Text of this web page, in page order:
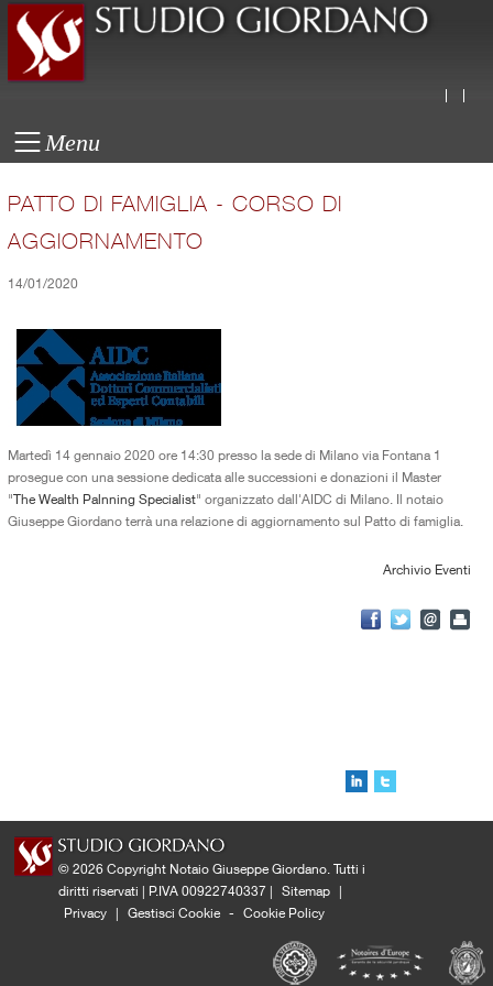
Menu
PATTO DI FAMIGLIA - CORSO DI
AGGIORNAMENTO
14/01/2020
Martedì 14 gennaio 2020 ore 14:30 presso la sede di Milano via Fontana 1
prosegue con una sessione dedicata alle successioni e donazioni il Master
"The Wealth Palnning Specialist" organizzato dall'AIDC di Milano. Il notaio
Giuseppe Giordano terrà una relazione di aggiornamento sul Patto di famiglia.
Archivio Eventi
© 2026 Copyright Notaio Giuseppe Giordano. Tutti i
diritti riservati | P.IVA 00922740337 |
Sitemap |
Privacy | Gestisci Cookie - Cookie Policy